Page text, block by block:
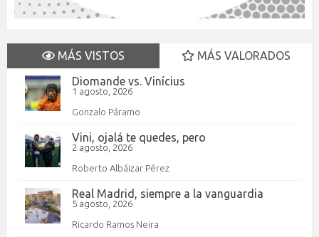
MÁS VISTOS
MÁS VALORADOS
Diomande vs. Vinícius
1 agosto, 2026
Gonzalo Páramo
Vini, ojalá te quedes, pero
2 agosto, 2026
Roberto Albáizar Pérez
Real Madrid, siempre a la vanguardia
5 agosto, 2026
Ricardo Ramos Neira